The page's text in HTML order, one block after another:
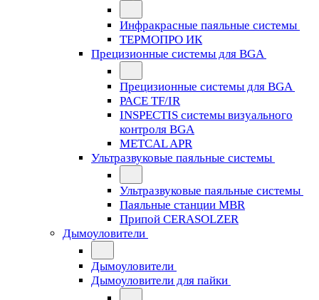
Инфракрасные паяльные системы
ТЕРМОПРО ИК
Прецизионные системы для BGA
Прецизионные системы для BGA
PACE TF/IR
INSPECTIS системы визуального
контроля BGA
METCAL APR
Ультразвуковые паяльные системы
Ультразвуковые паяльные системы
Паяльные станции MBR
Припой CERASOLZER
Дымоуловители
Дымоуловители
Дымоуловители для пайки